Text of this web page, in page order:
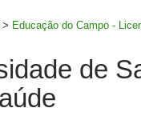
> Educação do Campo -
de